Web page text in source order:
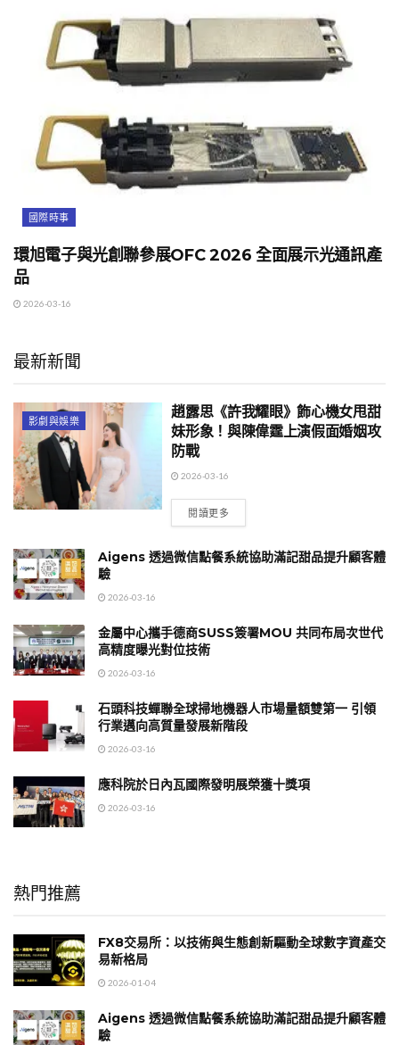
國際時事
環旭電子與光創聯參展OFC 2026 全面展示光通訊產
品
2026-03-16
最新新聞
影劇與娛樂
趙露思《許我耀眼》飾心機女甩甜
妹形象！與陳偉霆上演假面婚姻攻
防戰
2026-03-16
閱讀更多
Aigens 透過微信點餐系統協助滿記甜品提升顧客體
驗
2026-03-16
金屬中心攜手德商SUSS簽署MOU 共同布局次世代
高精度曝光對位技術
2026-03-16
石頭科技蟬聯全球掃地機器人市場量額雙第一 引領
行業邁向高質量發展新階段
2026-03-16
應科院於日內瓦國際發明展榮獲十獎項
2026-03-16
熱門推薦
FX8交易所：以技術與生態創新驅動全球數字資產交
易新格局
2026-01-04
Aigens 透過微信點餐系統協助滿記甜品提升顧客體
驗